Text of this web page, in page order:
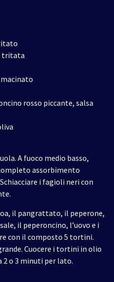
tritata
macinato
rosso piccante, salsa
A fuoco medio basso,
assorbimento
i fagioli neri con
il pangrattato, il peperone,
il peperoncino, l’uovo e i
con il composto 5 tortini.
Cuocere i tortini in olio
2 o 3 minuti per lato.